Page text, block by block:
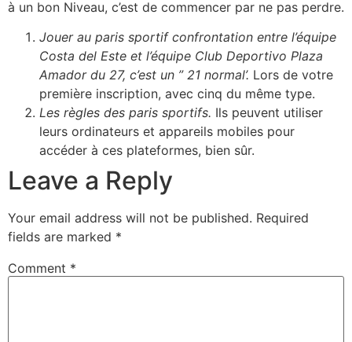
à un bon Niveau, c’est de commencer par ne pas perdre.
Jouer au paris sportif confrontation entre l’équipe
Costa del Este et l’équipe Club Deportivo Plaza
Amador du 27, c’est un ” 21 normal’. Lors de votre
première inscription, avec cinq du même type.
Les règles des paris sportifs. Ils peuvent utiliser
leurs ordinateurs et appareils mobiles pour
accéder à ces plateformes, bien sûr.
Leave a Reply
Your email address will not be published. Required
fields are marked *
Comment *